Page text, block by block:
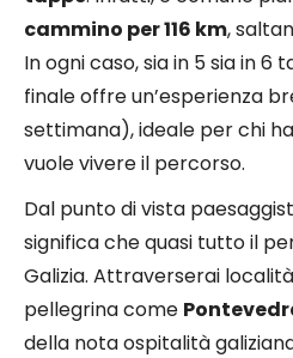
cammino per 116 km,
In ogni caso, sia in 5 sia in
finale offre un’esperienza
settimana), ideale per chi
vuole vivere il percorso.
Dal punto di vista
significa che quasi tutto il
Galizia. Attraverserai
pellegrina come
della nota ospitalità